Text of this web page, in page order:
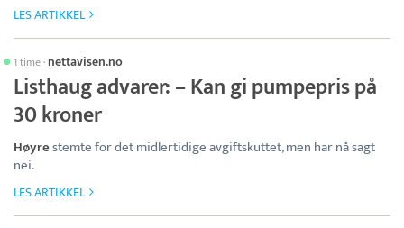
LES ARTIKKEL
1 time· nettavisen.no
Listhaug advarer: – Kan gi pumpepris på
30 kroner
Høyrestemte for det midlertidige avgiftskuttet, men har nå sagt
nei.
LES ARTIKKEL